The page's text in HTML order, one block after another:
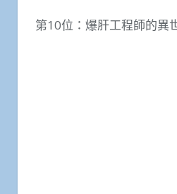
第10位：爆肝工程師的異